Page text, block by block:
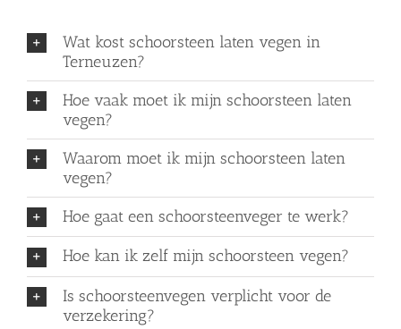
Wat kost schoorsteen laten vegen in
Terneuzen?
Hoe vaak moet ik mijn schoorsteen laten
vegen?
Waarom moet ik mijn schoorsteen laten
vegen?
Hoe gaat een schoorsteenveger te werk?
Hoe kan ik zelf mijn schoorsteen vegen?
Is schoorsteenvegen verplicht voor de
verzekering?